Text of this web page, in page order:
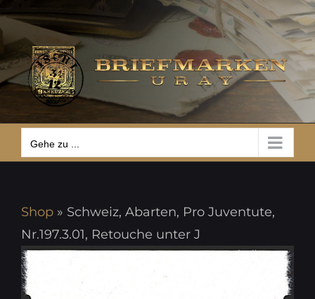
Zum
Inhalt
springen
Gehe zu ...
Gehe zu ...
Shop » Schweiz, Abarten, Pro Juventute,
Nr.197.3.01, Retouche unter J